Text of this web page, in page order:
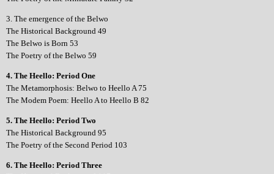
3. The emergence of the Belwo
The Historical Background 49
The Belwo is Born 53
The Poetry of the Belwo 59
4. The Heello: Period One
The Metamorphosis: Belwo to Heello A 75
The Modem Poem: Heello A to Heello B 82
5. The Heello: Period Two
The Historical Background 95
The Poetry of the Second Period 103
6. The Heello: Period Three